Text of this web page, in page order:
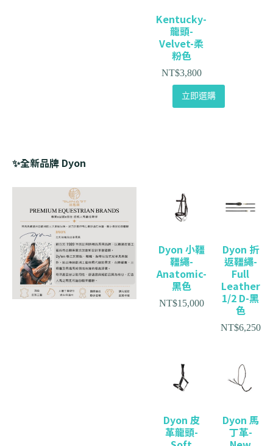
Kentucky-
龍頭-
Velvet-柔
粉色
NT$3,800
立即選購
✨全新品牌 Dyon
Dyon 小韁
韁繩-
Anatomic-
黑色
NT$15,000
Dyon 折
返韁繩-
Full
Leather
1/2 D-黑
色
NT$6,250
Dyon 皮
革龍頭-
Dyon 馬
丁革-